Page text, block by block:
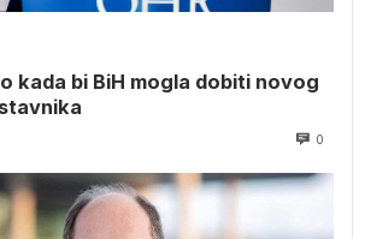
kada bi BiH mogla dobiti novog
0